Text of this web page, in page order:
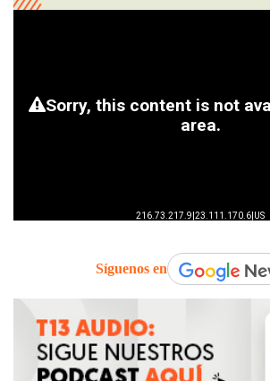
Síguenos en